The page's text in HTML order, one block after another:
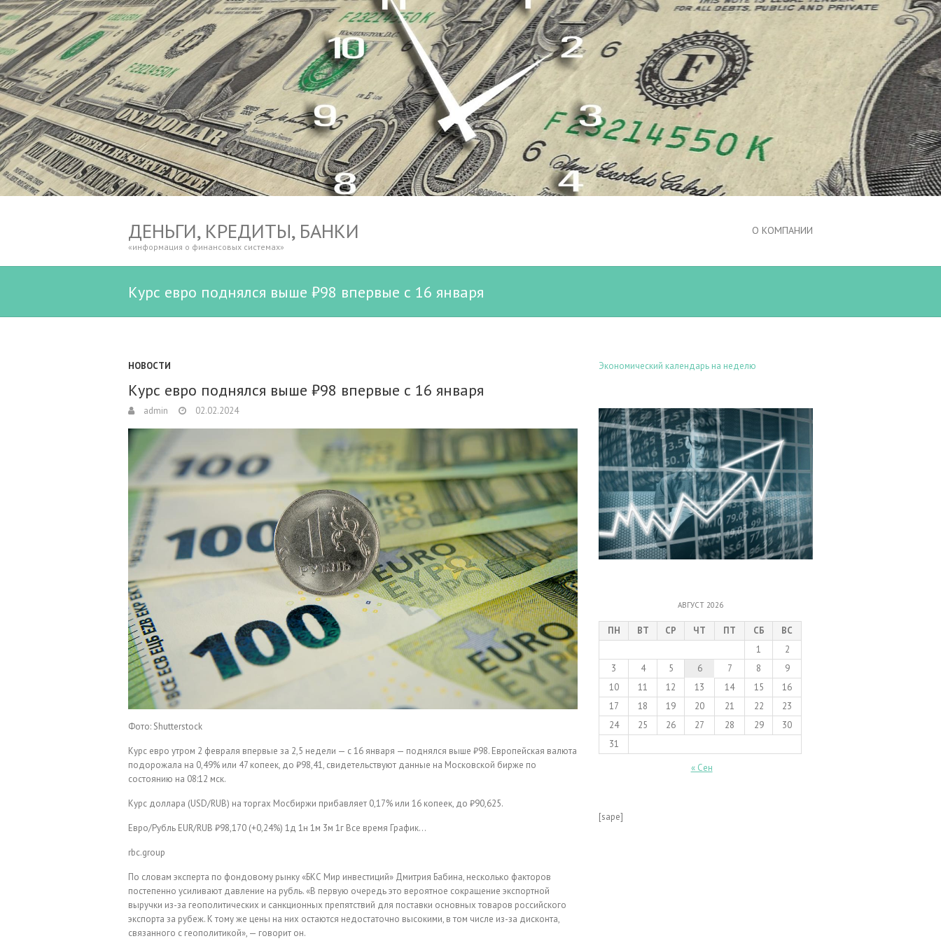
ДЕНЬГИ, КРЕДИТЫ, БАНКИ
«информация о финансовых системах»
О КОМПАНИИ
Курс евро поднялся выше ₽98 впервые с 16 января
НОВОСТИ
Курс евро поднялся выше ₽98 впервые с 16 января
admin 02.02.2024
Фото: Shutterstock
Курс евро утром 2 февраля впервые за 2,5 недели — с 16 января — поднялся выше ₽98. Европейская валюта
подорожала на 0,49% или 47 копеек, до ₽98,41, свидетельствуют данные на Московской бирже по
состоянию на 08:12 мск.
Курс доллара (USD/RUB) на торгах Мосбиржи прибавляет 0,17% или 16 копеек, до ₽90,625.
Евро/Рубль EUR/RUB ₽98,170 (+0,24%) 1д 1н 1м 3м 1г Все время График…
rbc.group
По словам эксперта по фондовому рынку «БКС Мир инвестиций» Дмитрия Бабина, несколько факторов
постепенно усиливают давление на рубль. «В первую очередь это вероятное сокращение экспортной
выручки из-за геополитических и санкционных препятствий для поставки основных товаров российского
экспорта за рубеж. К тому же цены на них остаются недостаточно высокими, в том числе из-за дисконта,
связанного с геополитикой», — говорит он.
Экономический календарь на неделю
АВГУСТ 2026
ПН ВТ СР ЧТ ПТ СБ
ВС
1
2
3
4 5 6 7 8
9
10
11 12 13 14 15
16
17
18 19 20 21 22
23
24
25 26 27 28 29
30
31
« Сен
[sape]